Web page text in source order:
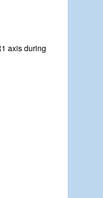
axis during